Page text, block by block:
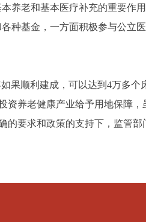
养老和基本医疗补充的重要作
种基金，一方面积极参与公立
顺利建成，可以达到4万多个
资养老健康产业给予用地保障
的要求和政策的支持下，监管